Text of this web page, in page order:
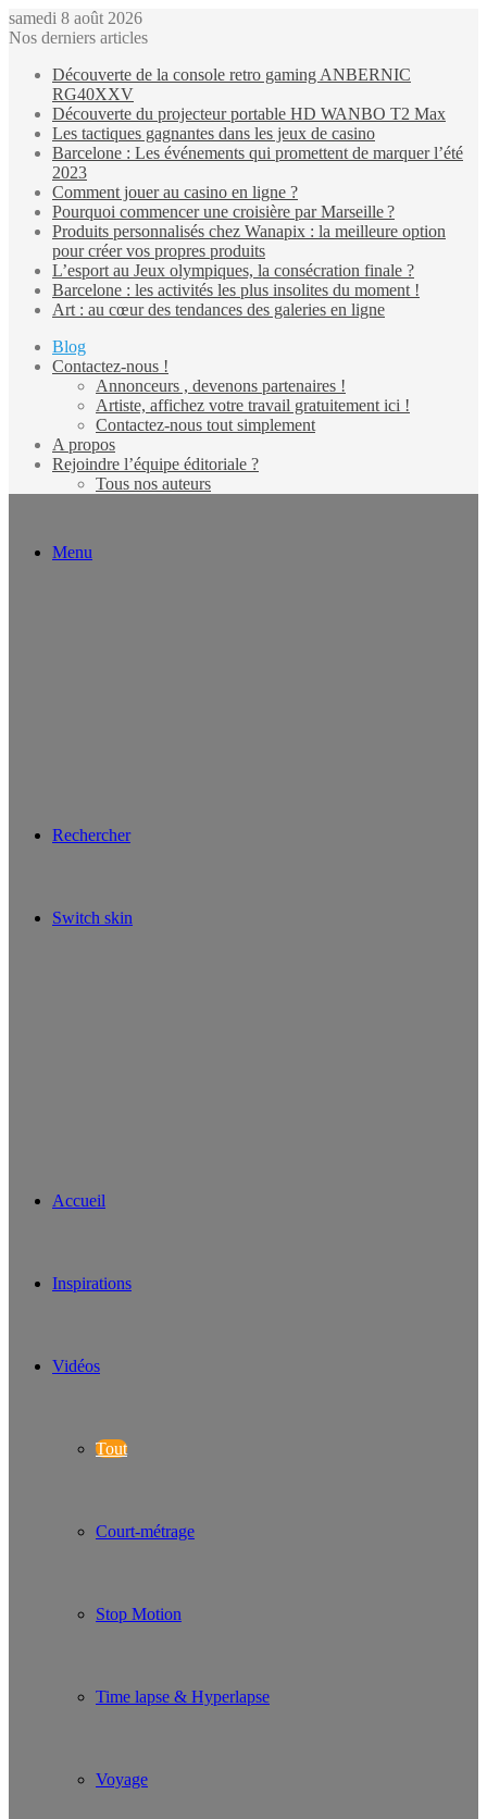
samedi 8 août 2026
Nos derniers articles
Découverte de la console retro gaming ANBERNIC
RG40XXV
Découverte du projecteur portable HD WANBO T2 Max
Les tactiques gagnantes dans les jeux de casino
Barcelone : Les événements qui promettent de marquer l’été
2023
Comment jouer au casino en ligne ?
Pourquoi commencer une croisière par Marseille ?
Produits personnalisés chez Wanapix : la meilleure option
pour créer vos propres produits
L’esport au Jeux olympiques, la consécration finale ?
Barcelone : les activités les plus insolites du moment !
Art : au cœur des tendances des galeries en ligne
Blog
Contactez-nous !
Annonceurs , devenons partenaires !
Artiste, affichez votre travail gratuitement ici !
Contactez-nous tout simplement
A propos
Rejoindre l’équipe éditoriale ?
Tous nos auteurs
Menu
Rechercher
Switch skin
Accueil
Inspirations
Vidéos
Tout
Court-métrage
Stop Motion
Time lapse & Hyperlapse
Voyage